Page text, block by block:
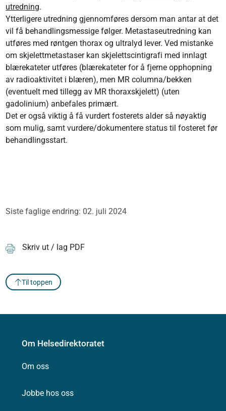
utredning.
Ytterligere utredning gjennomføres dersom man antar at det
vil få behandlingsmessige følger. Metastaseutredning kan
utføres med røntgen thorax og ultralyd lever. Ved mistanke
om skjelettmetastaser kan skjelettscintigrafi med innlagt
blærekateter utføres (blærekateter for å fjerne opphopning
av radioaktivitet i blæren), men MR columna/bekken
(eventuelt med tillegg av MR thoraxskjelett) (uten
gadolinium) anbefales primært.
Det er også viktig å få vurdert fosterets alder så nøyaktig
som mulig, samt vurdere/​dokumen­tere status til fosteret før
behandlingsstart.
Siste faglige endring: 02. juli 2024
Skriv ut / lag PDF
Til toppen
Om Helsedirektoratet
Om oss
Jobbe hos oss